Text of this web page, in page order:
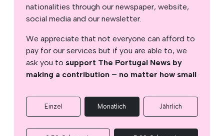
nationalities through our newspaper, website,
social media and our newsletter.
We appreciate that not everyone can afford to
pay for our services but if you are able to, we
ask you to support The Portugal News by
making a contribution – no matter how small.
Einzel Monatlich Jährlich